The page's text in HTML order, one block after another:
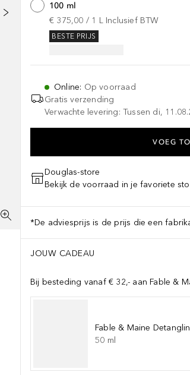
100 ml
€ 375,00 / 1 L Inclusief BTW
BESTE PRIJS
Online: Op voorraad
Gratis verzending
Verwachte levering: Tussen di,
VOEG
Douglas-store
Bekijk de voorraad in je favoriete
*De adviesprijs is de prijs die een
JOUW CADEAU
Bij besteding vanaf € 32,- aan Fable &
Fable & Maine
50 ml